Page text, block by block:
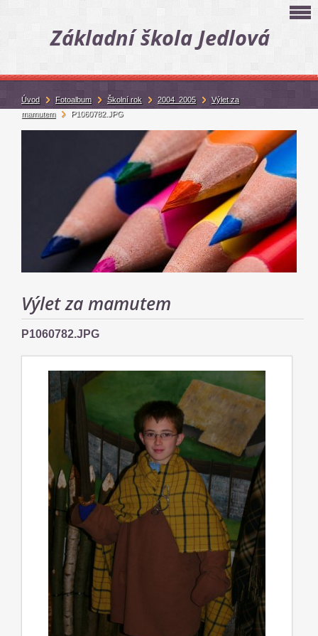
Základní škola Jedlová
Výlet za mamutem
P1060782.JPG
Úvod Fotoalbum Školní rok 2004_2005
Výlet za
mamutem
P1060782.JPG